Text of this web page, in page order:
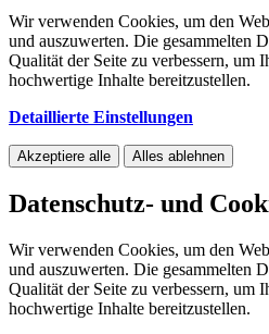
Wir verwenden Cookies, um den
und auszuwerten. Die gesammelten
Qualität der Seite zu verbessern, um
hochwertige Inhalte bereitzustellen.
Detaillierte Einstellungen
Akzeptiere alle Alles ablehnen
Datenschutz- und
Wir verwenden Cookies, um den
und auszuwerten. Die gesammelten
Qualität der Seite zu verbessern, um
hochwertige Inhalte bereitzustellen.